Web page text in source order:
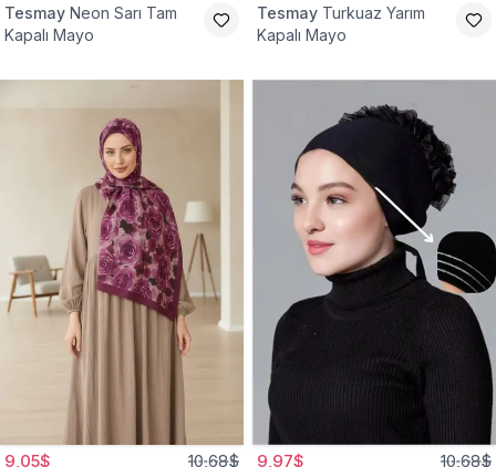
Tesmay Neon Sarı Tam
Kapalı Mayo
Tesmay Turkuaz Yarım
Kapalı Mayo
9,05$ 10,68$ 9,97$ 10,68$